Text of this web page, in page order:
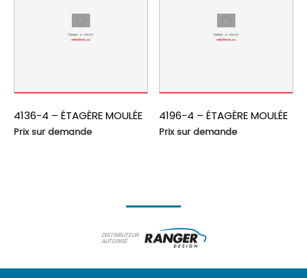
4136-4 – ÉTAGÈRE MOULÉE
Prix sur demande
4196-4 – ÉTAGÈRE MOULÉE
Prix sur demande
DISTRIBUTEUR
AUTORISÉ